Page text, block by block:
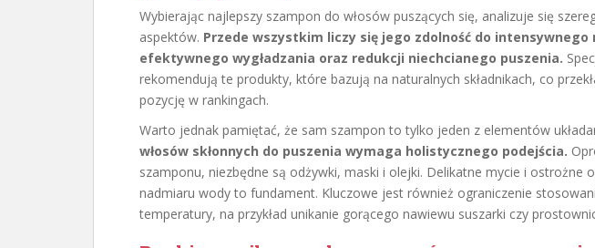
Wybierając najlepszy szampon do włosów puszących się, analizuje się
aspektów. Przede wszystkim liczy się jego zdolność do intensywnego
efektywnego wygładzania oraz redukcji niechcianego puszenia.
rekomendują te produkty, które bazują na naturalnych składnikach, co
pozycję w rankingach.
Warto jednak pamiętać, że sam szampon to tylko jeden z elementów
włosów skłonnych do puszenia wymaga holistycznego podejścia.
szamponu, niezbędne są odżywki, maski i olejki. Delikatne mycie i ostrożne
nadmiaru wody to fundament. Kluczowe jest również ograniczenie
temperatury, na przykład unikanie gorącego nawiewu suszarki czy